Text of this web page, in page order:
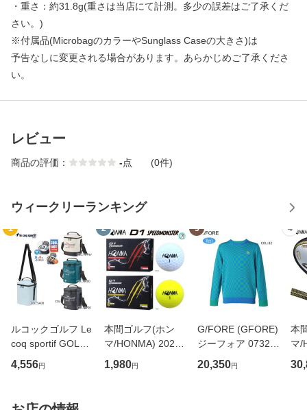
・重さ：約31.8g(重さは当店にて計測。多少の誤差はご了承くだ
さい。)
※付属品(MicrobagのカラーやSunglass Caseの大きさ)は
予告なしに変更される場合があります。あらかじめご了承くださ
い。
レビュー
商品の評価： -点 (0件)
ウィークリーランキング
1
ルコックゴルフ Le
coq sportif GOLF
LG4FTT45M 保冷
保温 ポーチ 縦型
ルダー付き ゴルフ
4,556円
2
本間ゴルフ(ホン
マ/HONMA) 2023
D1 SPEEDMONST
ER (スピードモン
1,980円
3
G/FORE (GFORE)
ジーフォア 07321
3701 メンズ 薄手
長袖セーター レー
20,350円
4
本
マ/
ス
S